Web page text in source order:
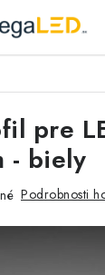
pre
- biely
Podrobnosti